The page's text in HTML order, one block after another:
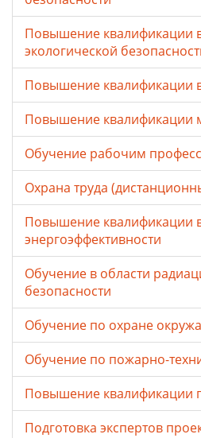
Повышение квалификации
экологической
Повышение квалификации
Повышение квалификации
Обучение рабочим
Охрана труда
Повышение квалификации
энергоэффективности
Обучение в области
безопасности
Обучение по охране
Обучение по пожарно-
Повышение квалификации
Подготовка экспертов